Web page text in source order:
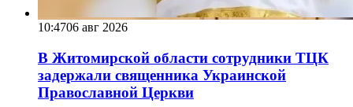
10:4706 авг 2026
В Житомирской области сотрудники ТЦК
задержали священника Украинской
Православной Церкви